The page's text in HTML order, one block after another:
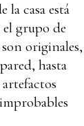
casa está
el grupo de
originales,
hasta